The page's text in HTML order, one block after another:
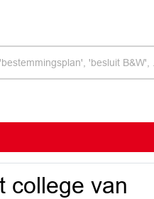
college van